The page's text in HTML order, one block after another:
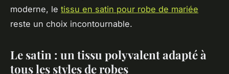
moderne, le tissu en satin pour robe de mariée
reste un choix incontournable.
Le satin : un tissu polyvalent adapté à
tous les styles de robes